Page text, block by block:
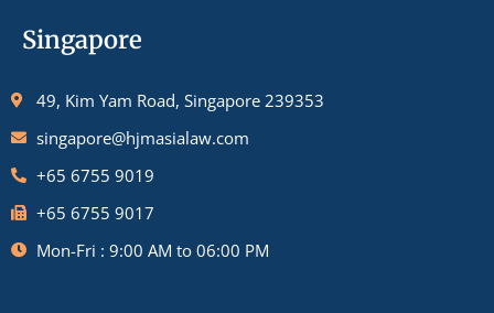
Singapore
49, Kim Yam Road, Singapore 239353
singapore@hjmasialaw.com
+65 6755 9019
+65 6755 9017
Mon-Fri : 9:00 AM to 06:00 PM